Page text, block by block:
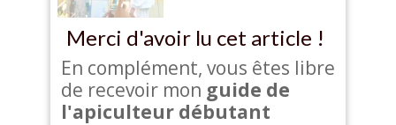
Merci d'avoir lu cet article !
En complément, vous êtes libre
de recevoir mon guide de
l'apiculteur débutant